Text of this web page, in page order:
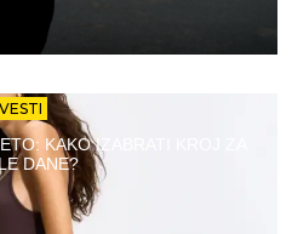
VESTI
KAKO IZABRATI KROJ ZA
DANE?